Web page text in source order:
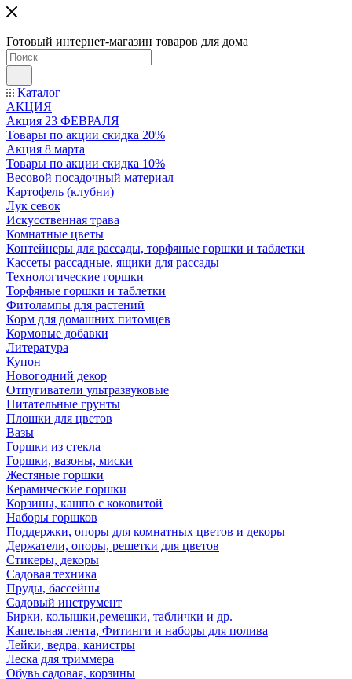
Готовый интернет-магазин товаров для дома
Каталог
АКЦИЯ
Акция 23 ФЕВРАЛЯ
Товары по акции скидка 20%
Акция 8 марта
Товары по акции скидка 10%
Весовой посадочный материал
Картофель (клубни)
Лук севок
Искусственная трава
Комнатные цветы
Контейнеры для рассады, торфяные горшки и таблетки
Кассеты рассадные, ящики для рассады
Технологические горшки
Торфяные горшки и таблетки
Фитолампы для растений
Корм для домашних питомцев
Кормовые добавки
Литература
Купон
Новогодний декор
Отпугиватели ультразвуковые
Питательные грунты
Плошки для цветов
Вазы
Горшки из стекла
Горшки, вазоны, миски
Жестяные горшки
Керамические горшки
Корзины, кашпо с коковитой
Наборы горшков
Поддержки, опоры для комнатных цветов и декоры
Держатели, опоры, решетки для цветов
Стикеры, декоры
Садовая техника
Пруды, бассейны
Садовый инструмент
Бирки, колышки,ремешки, таблички и др.
Капельная лента, Фитинги и наборы для полива
Лейки, ведра, канистры
Леска для триммера
Обувь садовая, корзины